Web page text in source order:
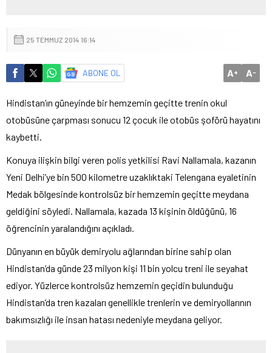
25 TEMMUZ 2014 16:14
ABONE OL A+ A-
Hindistan’ın güneyinde bir hemzemin geçitte trenin okul
otobüsüne çarpması sonucu 12 çocuk ile otobüs şoförü hayatını
kaybetti.
Konuya ilişkin bilgi veren polis yetkilisi Ravi Nallamala, kazanın
Yeni Delhi’ye bin 500 kilometre uzaklıktaki Telengana eyaletinin
Medak bölgesinde kontrolsüz bir hemzemin geçitte meydana
geldiğini söyledi. Nallamala, kazada 13 kişinin öldüğünü, 16
öğrencinin yaralandığını açıkladı.
Dünyanın en büyük demiryolu ağlarından birine sahip olan
Hindistan’da günde 23 milyon kişi 11 bin yolcu treni ile seyahat
ediyor. Yüzlerce kontrolsüz hemzemin geçidin bulunduğu
Hindistan’da tren kazaları genellikle trenlerin ve demiryollarının
bakımsızlığı ile insan hatası nedeniyle meydana geliyor.